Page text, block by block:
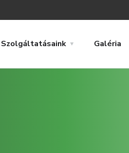
Szolgáltatásaink Galéria